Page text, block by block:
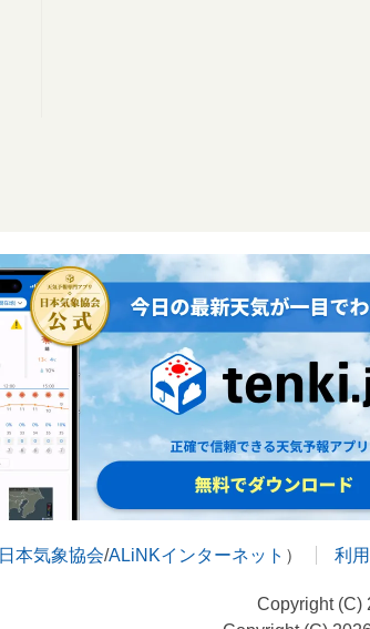
日本気象協会/ALiNKインターネット ） 利
Copyright (C)